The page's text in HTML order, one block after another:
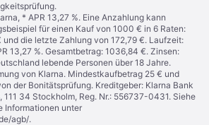
* APR 13,27 %. Eine Anzahlung kann
für einen Kauf von 1000 € in 6 Raten:
und die letzte Zahlung von 172,79 €. Laufzeit:
13,27 %. Gesamtbetrag: 1036,84 €. Zinsen:
lebende Personen über 18 Jahre.
von Klarna. Mindestkaufbetrag 25 € und
der Bonitätsprüfung. Kreditgeber: Klarna Bank
111 34 Stockholm, Reg. Nr.: 556737-0431. Siehe
Informationen unter
agb/.